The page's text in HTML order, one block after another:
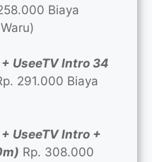
Biaya
UseeTV Intro 34
291.000 Biaya
UseeTV Intro +
Rp. 308.000